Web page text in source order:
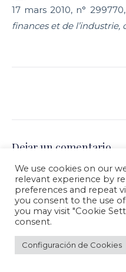
17 mars 2010, n° 299770,
finances et de l’industrie,
Dejar un comentario
Su dirección de correo
obligatorios
COMENTARIO *
We use cookies on our
relevant experience by
preferences and repeat
you consent to the use
you may visit "Cookie
consent.
Configuración de Cookies